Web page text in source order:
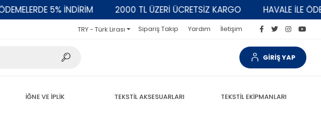
5% İNDİRİM 2000 TL ÜZERİ ÜCRETSİZ KARGO HAVALE İLE
TRY - Türk Lirası Sipariş Takip Yardım İletişim
GİRİŞ YAP
İĞNE VE İPLİK TEKSTİL AKSESUARLARI TEKSTİL EKİPMANLARI